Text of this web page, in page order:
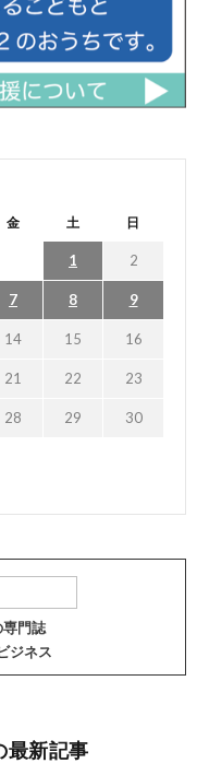
金 土 日
1 2
7 8 9
14 15 16
21 22 23
28 29 30
門誌
ジネス
最新記事